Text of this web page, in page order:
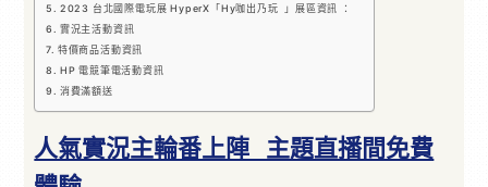
2023 台北國際電玩展 HyperX「Hy咖出乃玩 」展區資訊 ：
實況主活動資訊
特價商品活動資訊
HP 電競筆電活動資訊
消費滿額送
人氣實況主輪番上陣 主題直播間免費